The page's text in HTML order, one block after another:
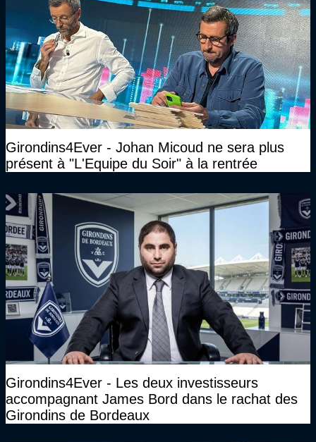
Girondins4Ever - Johan Micoud ne sera plus
présent à "L'Equipe du Soir" à la rentrée
Girondins4Ever - Les deux investisseurs
accompagnant James Bord dans le rachat des
Girondins de Bordeaux